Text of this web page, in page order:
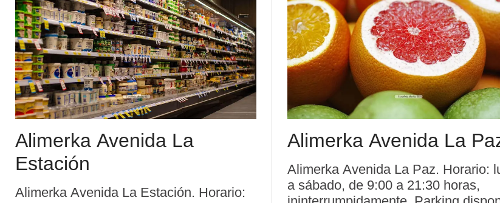
Alimerka Avenida La
Estación
Alimerka Avenida La Estación. Horario:
Alimerka Avenida La
Alimerka Avenida La Paz. Horario:
a sábado, de 9:00 a 21:30 horas,